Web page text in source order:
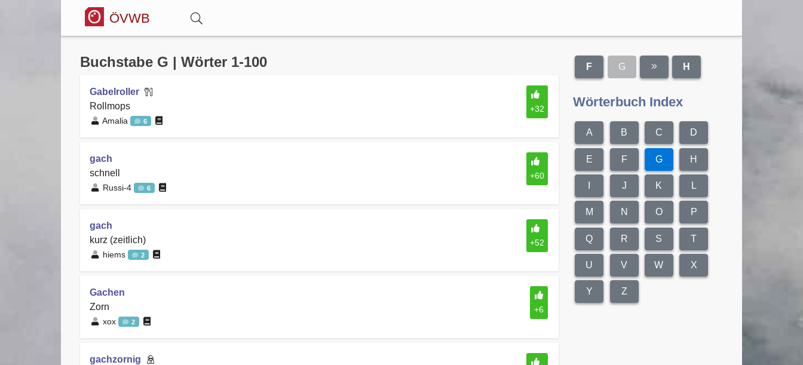
ÖVWB
Anmelden
Wörterbuch
Hitparade
Forum
Blog
Buchstabe G | Wörter 1-100
+32
Gabelroller
Rollmops
Amalia 6
+60
gach
schnell
Russi-4 6
+52
gach
kurz (zeitlich)
hiems 2
+6
Gachen
Zorn
xox 2
gachzornig
F G H
Wörterbuch Index
A B C D
E F G H
J K L
M N O P
Q R S T
U V W X
Y Z